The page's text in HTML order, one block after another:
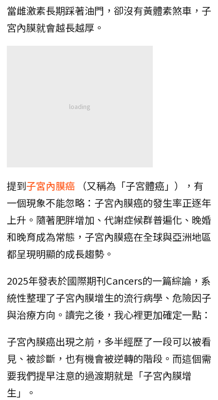
當雌激素長期踩著油門，卻沒有黃體素煞車，子
宮內膜就會越長越厚。
提到子宮內膜癌
（又稱為「子宮體癌」），有
一個現象不能忽略：子宮內膜癌的發生率正逐年
上升。隨著肥胖增加、代謝症候群普遍化、晚婚
和晚育成為常態，子宮內膜癌在全球與亞洲地區
都呈現明顯的成長趨勢。
2025年發表於國際期刊Cancers的一篇綜論，系
統性整理了子宮內膜增生的流行病學、危險因子
與治療方向。讀完之後，我心裡更加確定一點：
子宮內膜癌出現之前，多半經歷了一段可以被看
見、被診斷，也有機會被逆轉的階段。而這個需
要我們提早注意的過渡期就是「子宮內膜增
生」。